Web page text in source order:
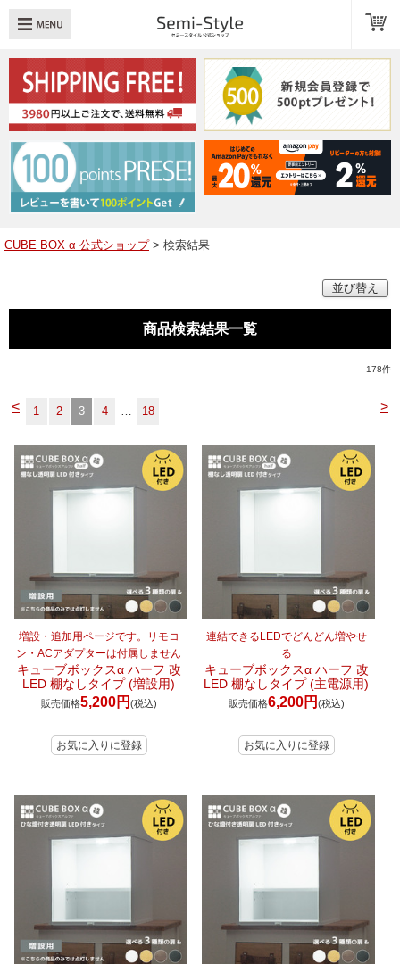
：透明扉 引き出し LED
へ戻る
品一覧
タッフブログ
ページ/会員登録
人情報保護方針
定商取引法に基づく表記
CUBE BOX α 公式ショップ> 検索結果
並び替え
商品検索結果一覧
178件
< >
1 2 3 4 … 18
増設・追加用ページです。リモコ
ン・ACアダプターは付属しません
キューブボックスα ハーフ 改
LED 棚なしタイプ (増設用)
販売価格5,200円 (税込)
連結できるLEDでどんどん増やせ
る
キューブボックスα ハーフ 改
LED 棚なしタイプ (主電源用)
販売価格6,200円 (税込)